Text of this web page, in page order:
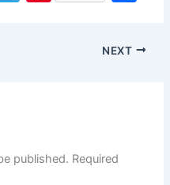
ar
NEXT
published. Required